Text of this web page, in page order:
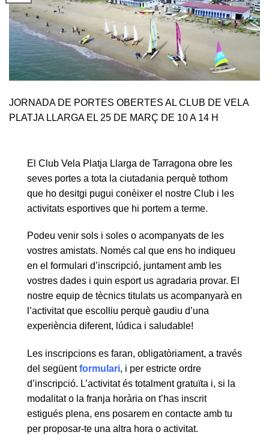
JORNADA DE PORTES OBERTES AL CLUB DE VELA
PLATJA LLARGA EL 25 DE MARÇ DE 10 A 14 H
El Club Vela Platja Llarga de Tarragona obre les
seves portes a tota la ciutadania perquè tothom
que ho desitgi pugui conèixer el nostre Club i les
activitats esportives que hi portem a terme.
Podeu venir sols i soles o acompanyats de les
vostres amistats. Només cal que ens ho indiqueu
en el formulari d’inscripció, juntament amb les
vostres dades i quin esport us agradaria provar. El
nostre equip de tècnics titulats us acompanyarà en
l’activitat que escolliu perquè gaudiu d’una
experiència diferent, lúdica i saludable!
Les inscripcions es faran, obligatòriament, a través
del següentformulari, i per estricte ordre
d’inscripció. L’activitat és totalment gratuïta i, si la
modalitat o la franja horària on t’has inscrit
estigués plena, ens posarem en contacte amb tu
per proposar-te una altra hora o activitat.